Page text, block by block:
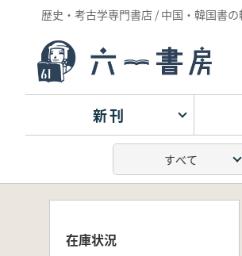
歴史・考古学専門書店 / 中国・韓国書
新刊
在庫状況